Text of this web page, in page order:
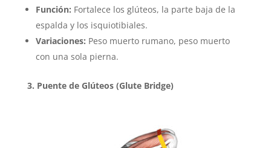
Función: Fortalece los glúteos, la parte baja de la
espalda y los isquiotibiales.
Variaciones: Peso muerto rumano, peso muerto
con una sola pierna.
3. Puente de Glúteos (Glute Bridge)